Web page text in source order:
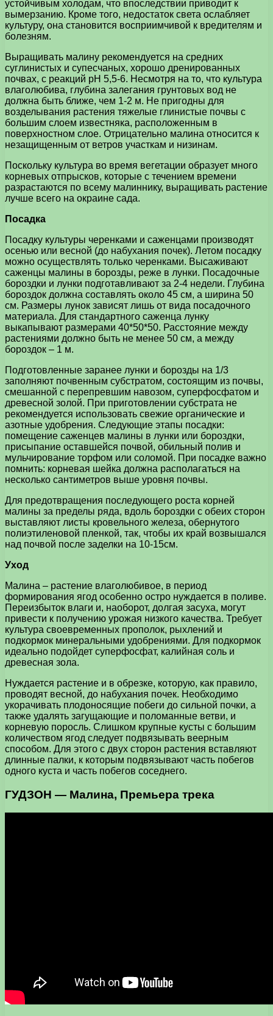
устойчивым холодам, что впоследствии приводит к
вымерзанию. Кроме того, недостаток света ослабляет
культуру, она становится восприимчивой к вредителям и
болезням.
Выращивать малину рекомендуется на средних
суглинистых и супесчаных, хорошо дренированных
почвах, с реакций рН 5,5-6. Несмотря на то, что культура
влаголюбива, глубина залегания грунтовых вод не
должна быть ближе, чем 1-2 м. Не пригодны для
возделывания растения тяжелые глинистые почвы с
большим слоем известняка, расположенным в
поверхностном слое. Отрицательно малина относится к
незащищенным от ветров участкам и низинам.
Поскольку культура во время вегетации образует много
корневых отпрысков, которые с течением времени
разрастаются по всему малиннику, выращивать растение
лучше всего на окраине сада.
Посадка
Посадку культуры черенками и саженцами производят
осенью или весной (до набухания почек). Летом посадку
можно осуществлять только черенками. Высаживают
саженцы малины в борозды, реже в лунки. Посадочные
бороздки и лунки подготавливают за 2-4 недели. Глубина
бороздок должна составлять около 45 см, а ширина 50
см. Размеры лунок зависят лишь от вида посадочного
материала. Для стандартного саженца лунку
выкапывают размерами 40*50*50. Расстояние между
растениями должно быть не менее 50 см, а между
бороздок – 1 м.
Подготовленные заранее лунки и борозды на 1/3
заполняют почвенным субстратом, состоящим из почвы,
смешанной с перепревшим навозом, суперфосфатом и
древесной золой. При приготовлении субстрата не
рекомендуется использовать свежие органические и
азотные удобрения. Следующие этапы посадки:
помещение саженцев малины в лунки или бороздки,
присыпание оставшейся почвой, обильный полив и
мульчирование торфом или соломой. При посадке важно
помнить: корневая шейка должна располагаться на
несколько сантиметров выше уровня почвы.
Для предотвращения последующего роста корней
малины за пределы ряда, вдоль бороздки с обеих сторон
выставляют листы кровельного железа, обернутого
полиэтиленовой пленкой, так, чтобы их край возвышался
над почвой после заделки на 10-15см.
Уход
Малина – растение влаголюбивое, в период
формирования ягод особенно остро нуждается в поливе.
Переизбыток влаги и, наоборот, долгая засуха, могут
привести к получению урожая низкого качества. Требует
культура своевременных прополок, рыхлений и
подкормок минеральными удобрениями. Для подкормок
идеально подойдет суперфосфат, калийная соль и
древесная зола.
Нуждается растение и в обрезке, которую, как правило,
проводят весной, до набухания почек. Необходимо
укорачивать плодоносящие побеги до сильной почки, а
также удалять загущающие и поломанные ветви, и
корневую поросль. Слишком крупные кусты с большим
количеством ягод следует подвязывать веерным
способом. Для этого с двух сторон растения вставляют
длинные палки, к которым подвязывают часть побегов
одного куста и часть побегов соседнего.
ГУДЗОН — Малина, Премьера трека